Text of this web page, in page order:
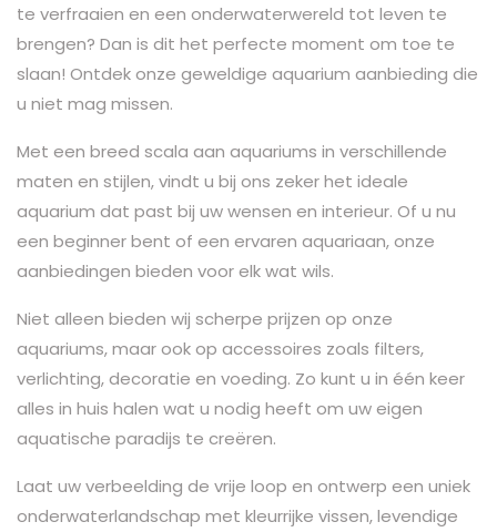
te verfraaien en een onderwaterwereld tot leven te
brengen? Dan is dit het perfecte moment om toe te
slaan! Ontdek onze geweldige aquarium aanbieding die
u niet mag missen.
Met een breed scala aan aquariums in verschillende
maten en stijlen, vindt u bij ons zeker het ideale
aquarium dat past bij uw wensen en interieur. Of u nu
een beginner bent of een ervaren aquariaan, onze
aanbiedingen bieden voor elk wat wils.
Niet alleen bieden wij scherpe prijzen op onze
aquariums, maar ook op accessoires zoals filters,
verlichting, decoratie en voeding. Zo kunt u in één keer
alles in huis halen wat u nodig heeft om uw eigen
aquatische paradijs te creëren.
Laat uw verbeelding de vrije loop en ontwerp een uniek
onderwaterlandschap met kleurrijke vissen, levendige